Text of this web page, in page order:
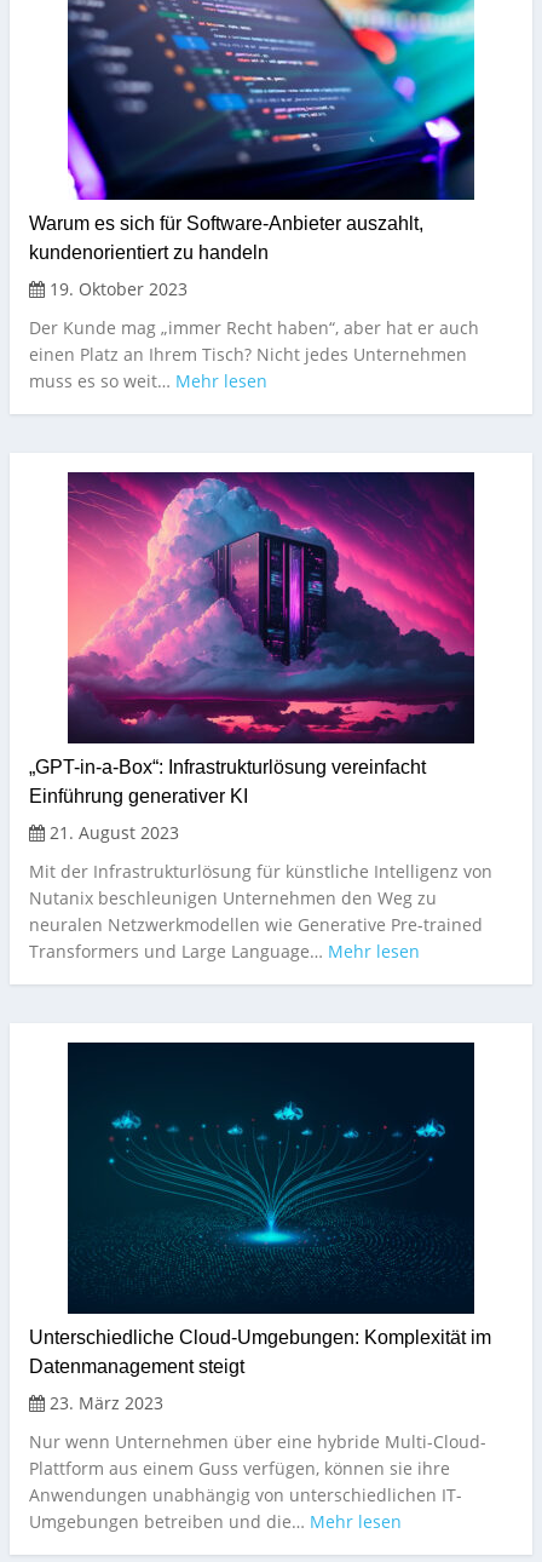
Warum es sich für Software-Anbieter auszahlt,
kundenorientiert zu handeln
19. Oktober 2023
Der Kunde mag „immer Recht haben“, aber hat er auch
einen Platz an Ihrem Tisch? Nicht jedes Unternehmen
muss es so weit… Mehr lesen
„GPT-in-a-Box“: Infrastrukturlösung vereinfacht
Einführung generativer KI
21. August 2023
Mit der Infrastrukturlösung für künstliche Intelligenz von
Nutanix beschleunigen Unternehmen den Weg zu
neuralen Netzwerkmodellen wie Generative Pre-trained
Transformers und Large Language… Mehr lesen
Unterschiedliche Cloud-Umgebungen: Komplexität im
Datenmanagement steigt
23. März 2023
Nur wenn Unternehmen über eine hybride Multi-Cloud-
Plattform aus einem Guss verfügen, können sie ihre
Anwendungen unabhängig von unterschiedlichen IT-
Umgebungen betreiben und die… Mehr lesen